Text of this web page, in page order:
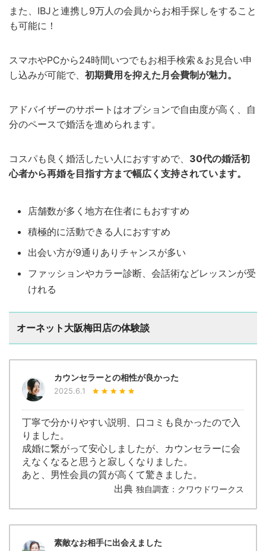
また、IBJと連携し9万人の会員からお相手探しをすること
も可能に！
スマホやPCから24時間いつでもお相手検索＆お見合い申
し込みが可能で、 初期費用を抑えた月会費制が魅力。
アドバイザーのサポートはオプションで自由度が高く、自
分のペースで婚活を進められます。
コスパも良く婚活したい人におすすめで、 30代の婚活初
心者から再婚を目指す方まで幅広く支持されています。
店舗数が多く地方在住者にもおすすめ
積極的に活動できる人におすすめ
出会い方が9通りありチャンスが多い
ファッションやカラー診断、会話術などレッスンが受
けれる
オーネット大阪梅田店の体験談
カウンセラーとの相性が良かった
2025.6.1
丁寧で分かりやすい説明、口コミも良かったので入
りました。
成婚に繋がって安心しましたが、カウンセラーに会
えなくなると思うと寂しくなりました。
あと、男性会員の質が高くて驚きました。
出典 独自調査：クワウドワークス
素敵なお相手に出会えました